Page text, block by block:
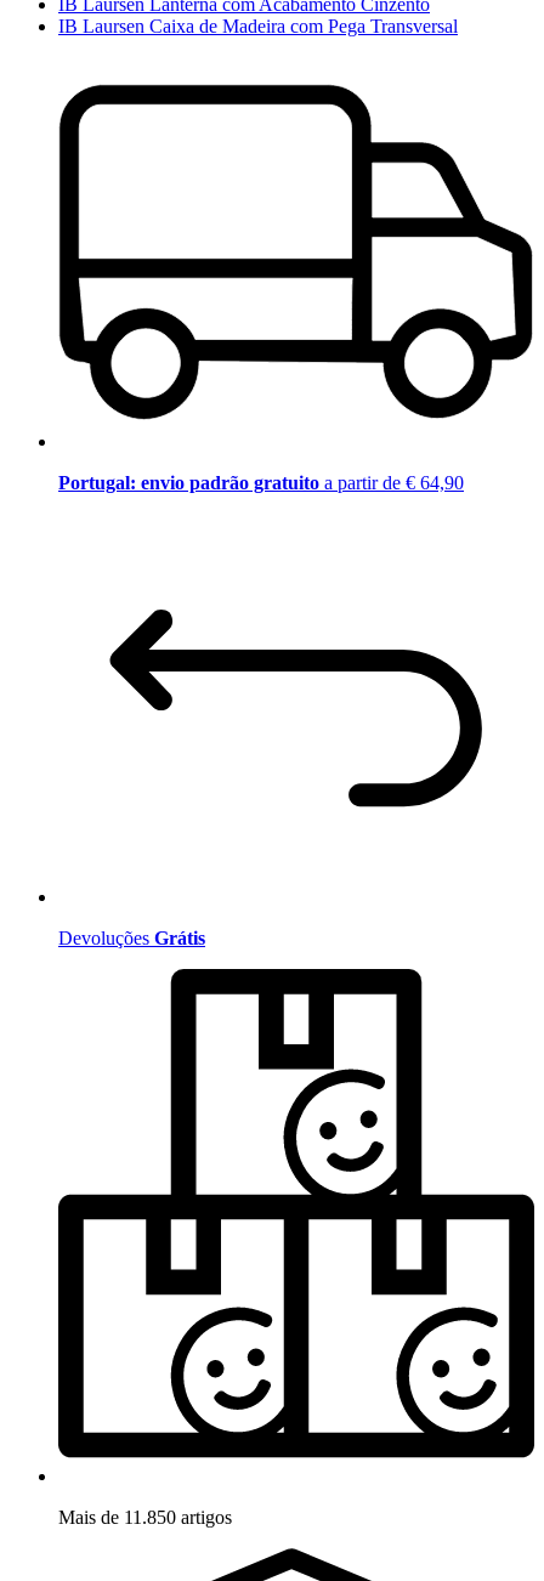
IB Laursen Lanterna com Acabamento Cinzento
IB Laursen Caixa de Madeira com Pega Transversal
Portugal: envio padrão gratuito a partir de € 64,90
Devoluções Grátis
Mais de 11.850 artigos